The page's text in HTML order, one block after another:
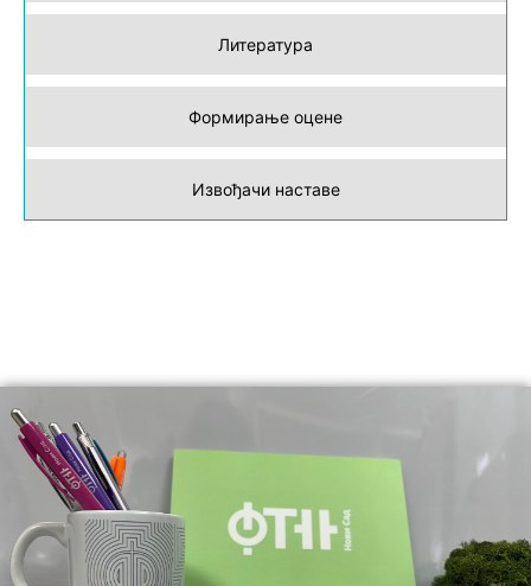
Литература
Формирање оцене
Извођачи наставе